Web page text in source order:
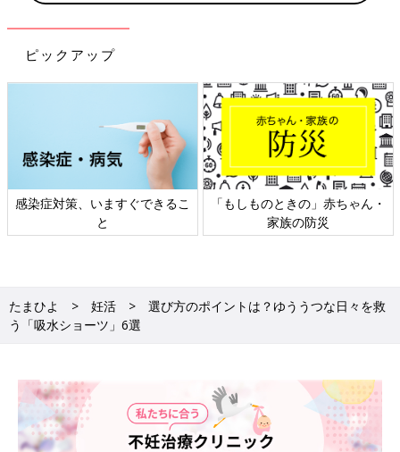
ピックアップ
感染症対策、いますぐできるこ
と
「もしものときの」赤ちゃん・
家族の防災
たまひよ 妊活
選び方のポイントは？ゆううつな日々を救
う「吸水ショーツ」6選